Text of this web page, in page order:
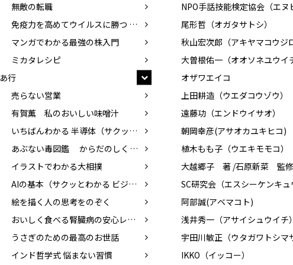
無敵の転職
免疫力を高めてウイルスに勝つ 食べ物、暮らし方
マンガでわかる最強の株入門
ミカタレシピ
あ行
売らない営業
有賀薫 私のおいしい味噌汁
いちばんわかる 半導体（サクッとわかる ビジネス教養）
あぶない毒図鑑 からだのしくみと攻略法
イラストでわかる大相撲
AIの基本（サクッとわかる ビジネス教養）
絵を描く人の思考をのぞく
おいしく食べる腎臓病の安心レシピ
うさぎのための最高のお世話
インド哲学式 悩まない習慣
尾形哲（オガタサトシ）
大曽根佑一（オオソネユウイ
オザワエイコ
上田耕造（ウエダコウゾウ）
遠藤功（エンドウイサオ）
朝岡幸彦(アサオカユキヒコ)
植木もも子（ウエキモモコ）
阿部誠(アベマコト)
浅井秀一（アサイシュウイチ）
宇田川敏正（ウタガワトシマ
IKKO（イッコー）